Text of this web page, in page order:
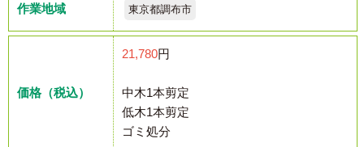
作業地域 東京都調布市
価格（税込）
21,780円
中木1本剪定
低木1本剪定
ゴミ処分